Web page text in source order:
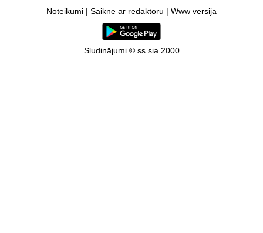
Noteikumi Saikne ar redaktoru Www versija
Sludinājumi © ss sia 2000